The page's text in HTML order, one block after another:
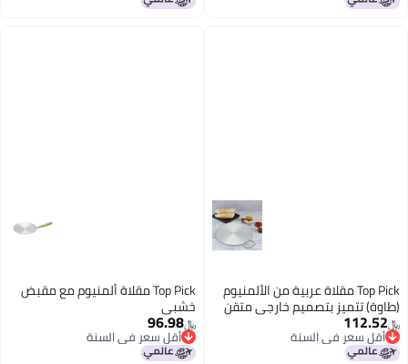
Top Pick مقلاة عربية من الألمنيوم
(طاوة) تتميز بتصميم خارجي متقن
﷼‏112.52
أقل سعر في السنة
أقل سعر في السنة
Top Pick مقلاة ألمنيوم مع مقبض
خشبي
﷼‏96.98
أقل سعر في السنة
أقل سعر في السنة